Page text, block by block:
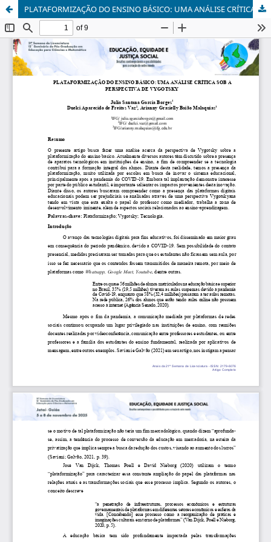
PLATAFORMIZAÇÃO DO ENSINO BÁSICO: UMA ANÁLISE CRÍTICA SOB A PERSPECTIVA DE VYGOTSKY